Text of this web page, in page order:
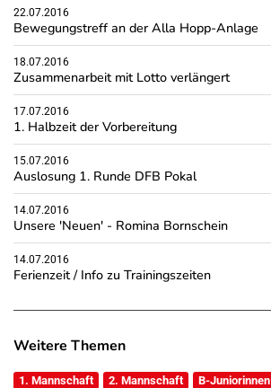
22.07.2016
Bewegungstreff an der Alla Hopp-Anlage
18.07.2016
Zusammenarbeit mit Lotto verlängert
17.07.2016
1. Halbzeit der Vorbereitung
15.07.2016
Auslosung 1. Runde DFB Pokal
14.07.2016
Unsere 'Neuen' - Romina Bornschein
14.07.2016
Ferienzeit / Info zu Trainingszeiten
Weitere Themen
1. Mannschaft 2. Mannschaft B-Juniorinnen